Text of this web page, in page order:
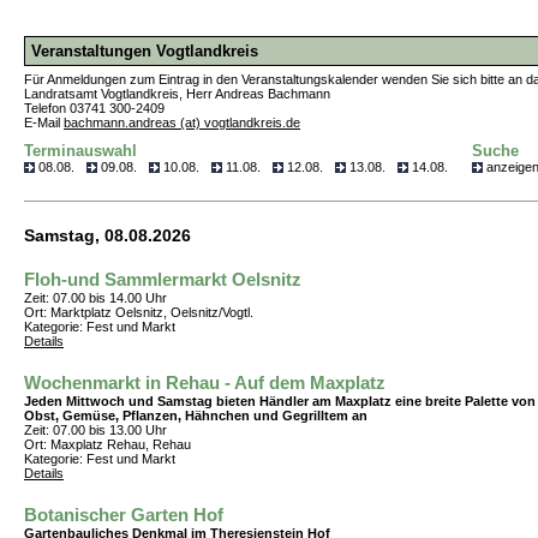
Veranstaltungen Vogtlandkreis
Für Anmeldungen zum Eintrag in den Veranstaltungskalender wenden Sie sich bitte an
Landratsamt Vogtlandkreis, Herr Andreas Bachmann
Telefon 03741 300-2409
E-Mail bachmann.andreas (at) vogtlandkreis.de
Terminauswahl
08.08. 09.08. 10.08. 11.08. 12.08. 13.08. 14.08.
Suche
anzeigen
Samstag, 08.08.2026
Floh-und Sammlermarkt Oelsnitz
Zeit: 07.00 bis 14.00 Uhr
Ort: Marktplatz Oelsnitz, Oelsnitz/Vogtl.
Kategorie: Fest und Markt
Details
Wochenmarkt in Rehau - Auf dem Maxplatz
Jeden Mittwoch und Samstag bieten Händler am Maxplatz eine breite Palette von
Obst, Gemüse, Pflanzen, Hähnchen und Gegrilltem an
Zeit: 07.00 bis 13.00 Uhr
Ort: Maxplatz Rehau, Rehau
Kategorie: Fest und Markt
Details
Botanischer Garten Hof
Gartenbauliches Denkmal im Theresienstein Hof